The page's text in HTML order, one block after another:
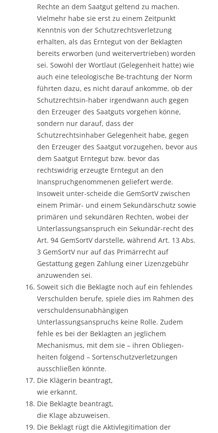
Rechte an dem Saatgut geltend zu machen.
Vielmehr habe sie erst zu einem Zeitpunkt
Kenntnis von der Schutzrechtsverletzung
erhalten, als das Erntegut von der Beklagten
bereits erworben (und weitervertrieben) worden
sei. Sowohl der Wortlaut (Gelegenheit hatte) wie
auch eine teleologische Be-trachtung der Norm
führten dazu, es nicht darauf ankomme, ob der
Schutzrechtsin-haber irgendwann auch gegen
den Erzeuger des Saatguts vorgehen könne,
sondern nur darauf, dass der
Schutzrechtsinhaber Gelegenheit habe, gegen
den Erzeuger des Saatgut vorzugehen, bevor aus
dem Saatgut Erntegut bzw. bevor das
rechtswidrig erzeugte Erntegut an den
Inanspruchgenommenen geliefert werde.
Insoweit unter-scheide die GemSortV zwischen
einem Primär- und einem Sekundärschutz sowie
primären und sekundären Rechten, wobei der
Unterlassungsanspruch ein Sekundär-recht des
Art. 94 GemSortV darstelle, während Art. 13 Abs.
3 GemSortV nur auf das Primärrecht auf
Gestattung gegen Zahlung einer Lizenzgebühr
anzuwenden sei.
Soweit sich die Beklagte noch auf ein fehlendes
Verschulden berufe, spiele dies im Rahmen des
verschuldensunabhängigen
Unterlassungsanspruchs keine Rolle. Zudem
fehle es bei der Beklagten an jeglichem
Mechanismus, mit dem sie – ihren Obliegen-
heiten folgend – Sortenschutzverletzungen
ausschließen könnte.
Die Klägerin beantragt,
wie erkannt.
Die Beklagte beantragt,
die Klage abzuweisen.
Die Beklagt rügt die Aktivlegitimation der